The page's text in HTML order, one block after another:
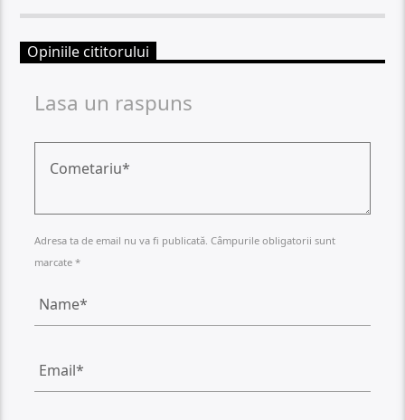
Opiniile cititorului
Lasa un raspuns
Adresa ta de email nu va fi publicată. Câmpurile obligatorii sunt
marcate *